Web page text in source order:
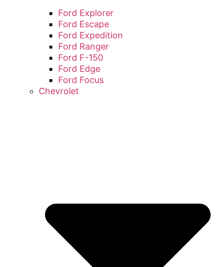
Ford Explorer
Ford Escape
Ford Expedition
Ford Ranger
Ford F-150
Ford Edge
Ford Focus
Chevrolet